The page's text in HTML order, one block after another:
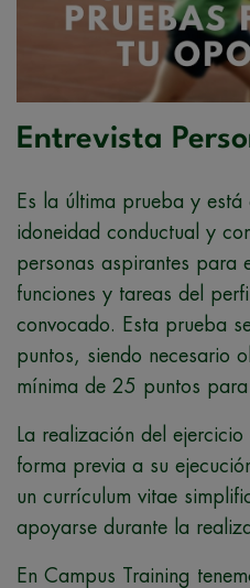
Entrevista
Es la última prueba y
idoneidad conductual y
personas aspirantes para
funciones y tareas del
convocado. Esta prueba
puntos, siendo necesario
mínima de 25 puntos
La realización del
forma previa a su
un currículum vitae
apoyarse durante la
En Campus Training